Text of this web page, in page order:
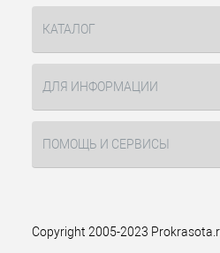
лучший
Результат
сиянием.
создании
КАТАЛОГ
ДЛЯ ИНФОРМАЦИИ
ПОМОЩЬ И СЕРВИСЫ
Copyright 2005-2023